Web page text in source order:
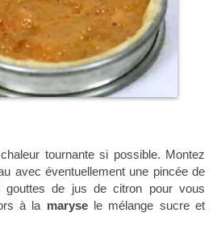
tournante si possible. Montez
avec éventuellement une pincée de
gouttes de jus de citron pour vous
à la marysele mélange sucre et